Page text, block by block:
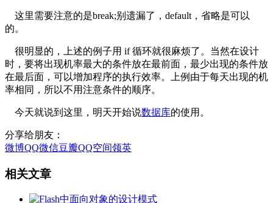
这里需要注意的是break;别遗漏了，default，省略是可以
的。
很明显的，上述的例子用 if 循环就很麻烦了。当然在设计
时，要将出现机率最大的条件放在最前面，最少出现的条件放
在最后面，可以增加程序的执行效率。上例由于每天出现的机
率相同，所以不用注意条件的顺序。
今天就说到这里，明天开始说数据库的使用。
分享给朋友：
微博QQ微信豆瓣QQ空间领英
相关文章